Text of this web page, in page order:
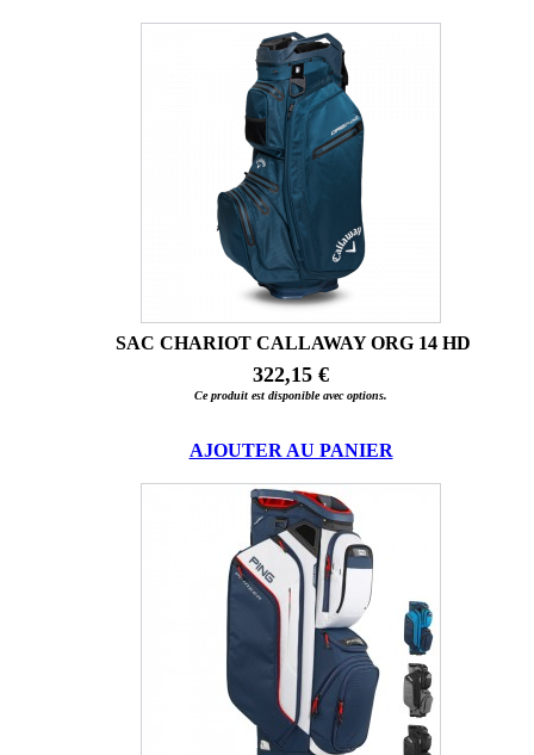
SAC CHARIOT CALLAWAY ORG 14 HD
322,15 €
Ce produit est disponible avec options.
AJOUTER AU PANIER